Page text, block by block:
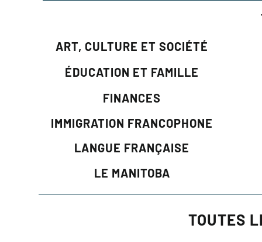
ART, CULTURE ET SOCIÉTÉ
ÉDUCATION ET FAMILLE
FINANCES
IMMIGRATION FRANCOPHONE
LANGUE FRANÇAISE
LE MANITOBA
TOUTES